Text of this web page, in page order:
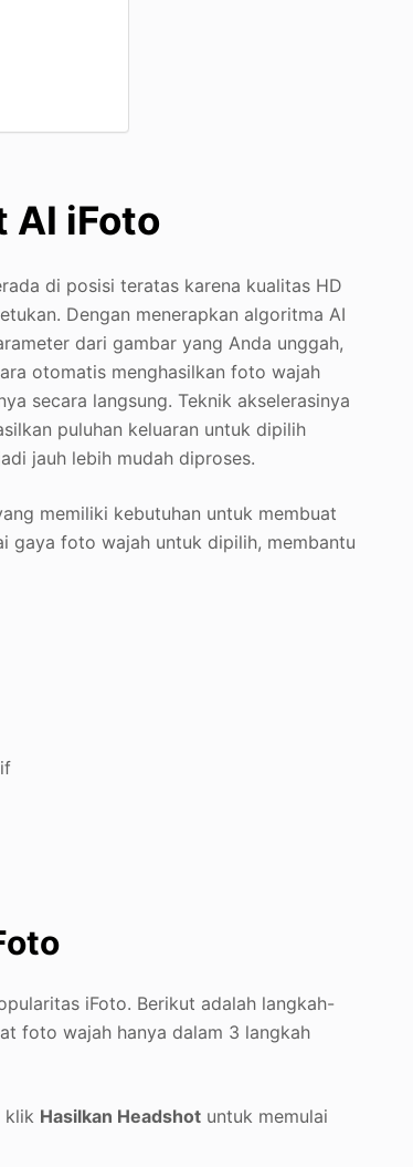
AI iFoto
di posisi teratas karena kualitas HD
Dengan menerapkan algoritma AI
dari gambar yang Anda unggah,
otomatis menghasilkan foto wajah
secara langsung. Teknik akselerasinya
puluhan keluaran untuk dipilih
jauh lebih mudah diproses.
memiliki kebutuhan untuk membuat
gaya foto wajah untuk dipilih, membantu
iFoto. Berikut adalah langkah-
foto wajah hanya dalam 3 langkah
klik Hasilkan Headshot untuk memulai